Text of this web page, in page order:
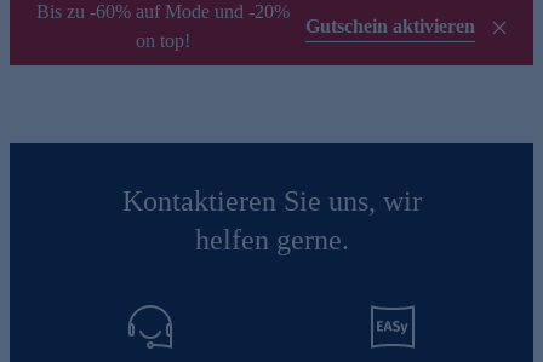
Bis zu -60% auf Mode und -20%
on top!
Gutschein aktivieren
Kontaktieren Sie uns, wir
helfen gerne.